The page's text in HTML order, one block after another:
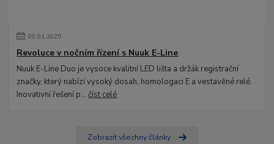
09.01.2025
Revoluce v nočním řízení s Nuuk E-Line
Nuuk E-Line Duo je vysoce kvalitní LED lišta a držák registrační
značky, který nabízí vysoký dosah, homologaci E a vestavěné relé.
Inovativní řešení p...číst celé
Zobrazit všechny články